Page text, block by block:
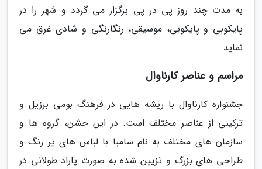
به مدت چند روز پی در پی برگزار می گردد و شهر را در
پایکوبی و پایکوبی، موسیقی، رنگارنگی و شادی غرق می
نماید.
مراسم و عناصر کارناوال
جشنواره کارناوال با ریشه هایی در فرهنگ بومی برزیل و
ترکیبی از عناصر مختلف است. در این جشن، گروه ها و
سازمان های مختلف به نام سامبا با لباس های پر رنگ و
طراحی های بزرگ و تزیین شده به صورت پاراد طولانی در